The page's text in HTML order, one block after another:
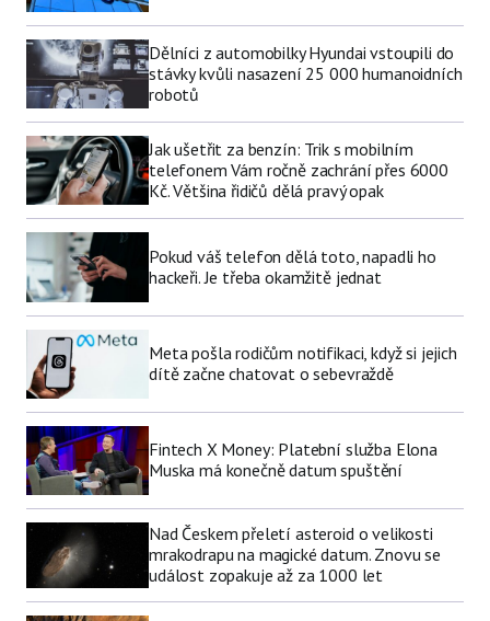
Dělníci z automobilky Hyundai vstoupili do
stávky kvůli nasazení 25 000 humanoidních
robotů
Jak ušetřit za benzín: Trik s mobilním
telefonem Vám ročně zachrání přes 6000
Kč. Většina řidičů dělá pravý opak
Pokud váš telefon dělá toto, napadli ho
hackeři. Je třeba okamžitě jednat
Meta pošla rodičům notifikaci, když si jejich
dítě začne chatovat o sebevraždě
Fintech X Money: Platební služba Elona
Muska má konečně datum spuštění
Nad Českem přeletí asteroid o velikosti
mrakodrapu na magické datum. Znovu se
událost zopakuje až za 1000 let